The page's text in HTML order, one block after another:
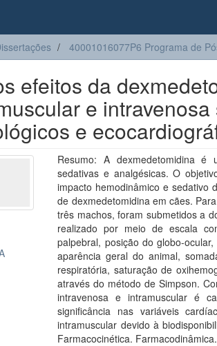
40001016077P6 Programa de
efeitos da
e
e
Resumo: A dexmedetomidina é
sedativas e analgésicas. O
impacto hemodinâmico e sedativo
de dexmedetomidina em cães.
três machos, foram submetidos a
realizado por meio de escala
palpebral, posição do globo-
aparência geral do animal,
respiratória, saturação de
através do método de Simpson.
intravenosa e intramuscular é
significância nas variáveis
intramuscular devido à
Farmacocinética.